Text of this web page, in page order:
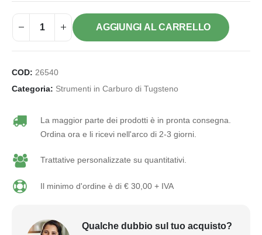
AGGIUNGI AL CARRELLO
COD: 26540
Categoria: Strumenti in Carburo di Tugsteno
La maggior parte dei prodotti è in pronta consegna.
Ordina ora e li ricevi nell'arco di 2-3 giorni.
Trattative personalizzate su quantitativi.
Il minimo d'ordine è di € 30,00 + IVA
Qualche dubbio sul tuo acquisto?